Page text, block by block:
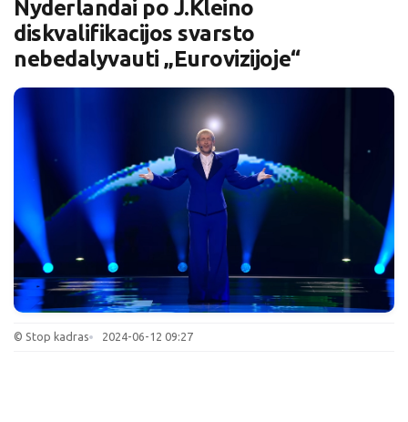
Nyderlandai po J.Kleino
diskvalifikacijos svarsto
nebedalyvauti „Eurovizijoje“
© Stop kadras 2024-06-12 09:27